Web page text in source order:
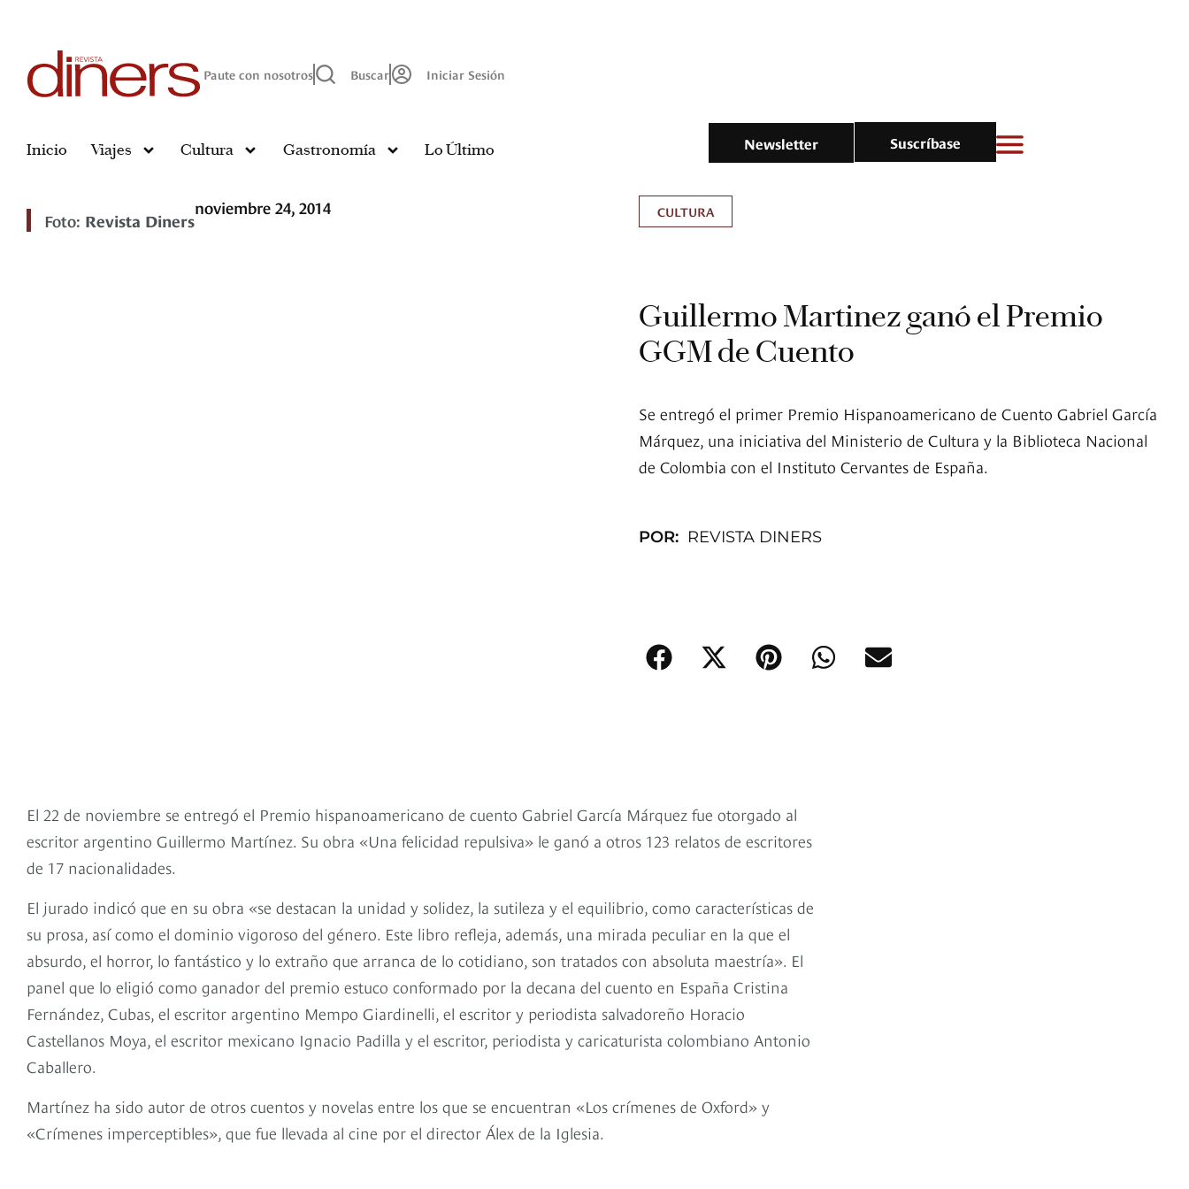
Paute con nosotros Buscar Iniciar Sesión
Inicio Viajes Cultura Gastronomía Lo Último Newsletter Suscríbase
Foto: Revista Diners
noviembre 24, 2014 CULTURA
Guillermo Martinez ganó el Premio
GGM de Cuento
Se entregó el primer Premio Hispanoamericano de Cuento Gabriel García
Márquez, una iniciativa del Ministerio de Cultura y la Biblioteca Nacional
de Colombia con el Instituto Cervantes de España.
POR: REVISTA DINERS
El 22 de noviembre se entregó el Premio hispanoamericano de cuento Gabriel García Márquez fue otorgado al
escritor argentino Guillermo Martínez. Su obra «Una felicidad repulsiva» le ganó a otros 123 relatos de escritores
de 17 nacionalidades.
El jurado indicó que en su obra «se destacan la unidad y solidez, la sutileza y el equilibrio, como características de
su prosa, así como el dominio vigoroso del género. Este libro refleja, además, una mirada peculiar en la que el
absurdo, el horror, lo fantástico y lo extraño que arranca de lo cotidiano, son tratados con absoluta maestría». El
panel que lo eligió como ganador del premio estuco conformado por la decana del cuento en España Cristina
Fernández, Cubas, el escritor argentino Mempo Giardinelli, el escritor y periodista salvadoreño Horacio
Castellanos Moya, el escritor mexicano Ignacio Padilla y el escritor, periodista y caricaturista colombiano Antonio
Caballero.
Martínez ha sido autor de otros cuentos y novelas entre los que se encuentran «Los crímenes de Oxford» y
«Crímenes imperceptibles», que fue llevada al cine por el director Álex de la Iglesia.